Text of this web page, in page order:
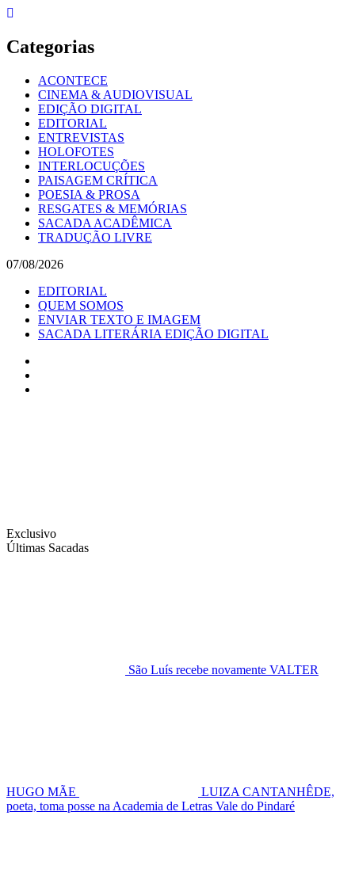
Skip
content
Categorias
ACONTECE
CINEMA & AUDIOVISUAL
EDIÇÃO DIGITAL
EDITORIAL
ENTREVISTAS
HOLOFOTES
INTERLOCUÇÕES
PAISAGEM CRÍTICA
POESIA & PROSA
RESGATES & MEMÓRIAS
SACADA ACADÊMICA
TRADUÇÃO LIVRE
07/08/2026
EDITORIAL
QUEM SOMOS
ENVIAR TEXTO E IMAGEM
SACADA LITERÁRIA EDIÇÃO DIGITAL
Exclusivo
Últimas Sacadas
São Luís recebe novamente VALTER
HUGO MÃE
LUIZA CANTANHÊDE,
poeta, toma posse na Academia de Letras Vale do Pindaré